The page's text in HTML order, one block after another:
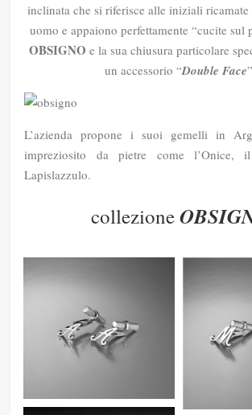
inclinata che si riferisce alle iniziali
uomo e appaiono perfettamente “cucite sul
OBSIGNO e la sua chiusura particolare
un accessorio “Double Face
L’azienda propone i suoi gemelli in
impreziosito da pietre come
Lapislazzulo.
collezione